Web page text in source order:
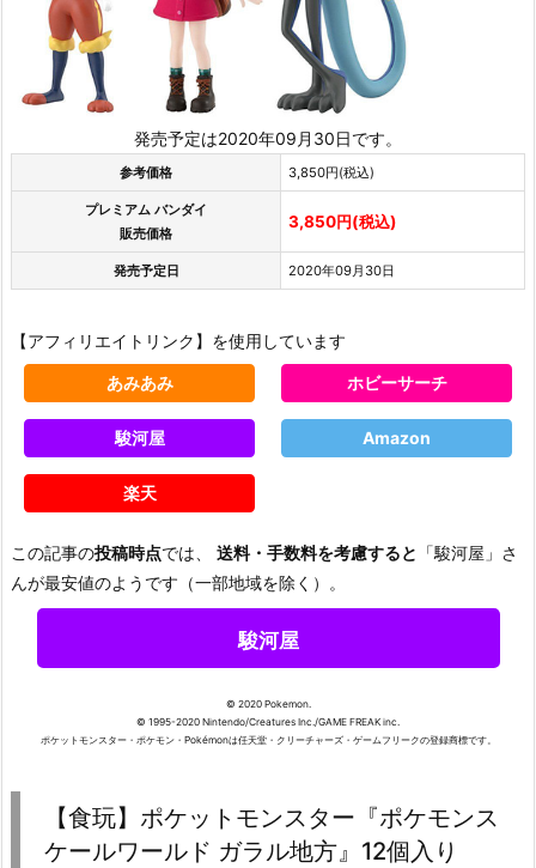
発売予定は2020年09月30日です。
参考価格 3,850円(税込)
プレミアム バンダイ
販売価格
3,850円(税込)
発売予定日 2020年09月30日
【アフィリエイトリンク】を使用しています
あみあみ ホビーサーチ
駿河屋 Amazon
楽天
この記事の投稿時点では、 送料・手数料を考慮すると 「駿河屋」さ
んが最安値のようです（一部地域を除く）。
駿河屋
© 2020 Pokemon.
© 1995-2020 Nintendo/Creatures Inc./GAME FREAK inc.
ポケットモンスター・ポケモン・Pokémonは任天堂・クリーチャーズ・ゲームフリークの登録商標です。
【食玩】ポケットモンスター『ポケモンス
ケールワールド ガラル地方』12個入り